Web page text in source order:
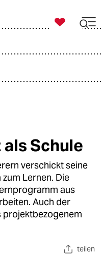

taz zahl ich
Schule
verschickt seine
Lernen. Die
aus
Auch der
teilen